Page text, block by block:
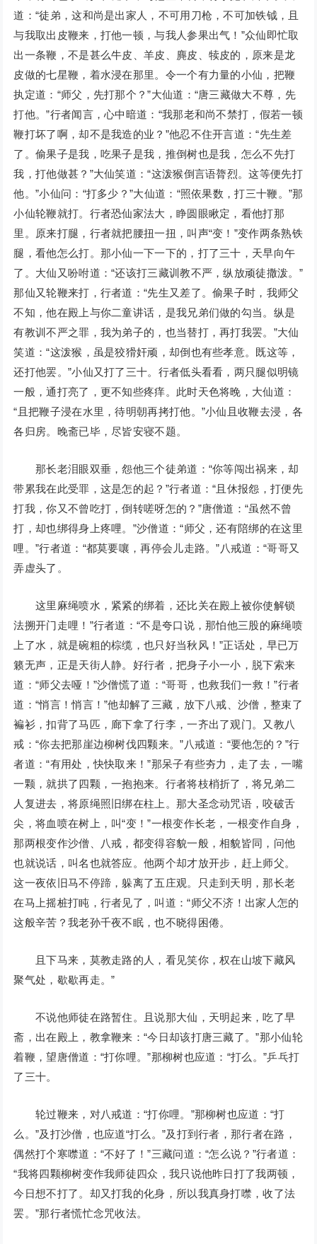
道：“徒弟，这和尚是出家人，不可用刀枪，不可加铁钺，且
与我取出皮鞭来，打他一顿，与我人参果出气！”众仙即忙取
出一条鞭，不是甚么牛皮、羊皮、麂皮、犊皮的，原来是龙
皮做的七星鞭，着水浸在那里。令一个有力量的小仙，把鞭
执定道：“师父，先打那个？”大仙道：“唐三藏做大不尊，先
打他。”行者闻言，心中暗道：“我那老和尚不禁打，假若一顿
鞭打坏了啊，却不是我造的业？”他忍不住开言道：“先生差
了。偷果子是我，吃果子是我，推倒树也是我，怎么不先打
我，打他做甚？”大仙笑道：“这泼猴倒言语膂烈。这等便先打
他。”小仙问：“打多少？”大仙道：“照依果数，打三十鞭。”那
小仙轮鞭就打。行者恐仙家法大，睁圆眼瞅定，看他打那
里。原来打腿，行者就把腰扭一扭，叫声“变！”变作两条熟铁
腿，看他怎么打。那小仙一下一下的，打了三十，天早向午
了。大仙又吩咐道：“还该打三藏训教不严，纵放顽徒撒泼。”
那仙又轮鞭来打，行者道：“先生又差了。偷果子时，我师父
不知，他在殿上与你二童讲话，是我兄弟们做的勾当。纵是
有教训不严之罪，我为弟子的，也当替打，再打我罢。”大仙
笑道：“这泼猴，虽是狡猾奸顽，却倒也有些孝意。既这等，
还打他罢。”小仙又打了三十。行者低头看看，两只腿似明镜
一般，通打亮了，更不知些疼痒。此时天色将晚，大仙道：
“且把鞭子浸在水里，待明朝再拷打他。”小仙且收鞭去浸，各
各归房。晚斋已毕，尽皆安寝不题。
那长老泪眼双垂，怨他三个徒弟道：“你等闯出祸来，却
带累我在此受罪，这是怎的起？”行者道：“且休报怨，打便先
打我，你又不曾吃打，倒转嗟呀怎的？”唐僧道：“虽然不曾
打，却也绑得身上疼哩。”沙僧道：“师父，还有陪绑的在这里
哩。”行者道：“都莫要嚷，再停会儿走路。”八戒道：“哥哥又
弄虚头了。
这里麻绳喷水，紧紧的绑着，还比关在殿上被你使解锁
法搠开门走哩！”行者道：“不是夸口说，那怕他三股的麻绳喷
上了水，就是碗粗的棕缆，也只好当秋风！”正话处，早已万
籁无声，正是天街人静。好行者，把身子小一小，脱下索来
道：“师父去哑！”沙僧慌了道：“哥哥，也救我们一救！”行者
道：“悄言！悄言！”他却解了三藏，放下八戒、沙僧，整束了
褊衫，扣背了马匹，廊下拿了行李，一齐出了观门。又教八
戒：“你去把那崖边柳树伐四颗来。”八戒道：“要他怎的？”行
者道：“有用处，快快取来！”那呆子有些夯力，走了去，一嘴
一颗，就拱了四颗，一抱抱来。行者将枝梢折了，将兄弟二
人复进去，将原绳照旧绑在柱上。那大圣念动咒语，咬破舌
尖，将血喷在树上，叫“变！”一根变作长老，一根变作自身，
那两根变作沙僧、八戒，都变得容貌一般，相貌皆同，问他
也就说话，叫名也就答应。他两个却才放开步，赶上师父。
这一夜依旧马不停蹄，躲离了五庄观。只走到天明，那长老
在马上摇桩打盹，行者见了，叫道：“师父不济！出家人怎的
这般辛苦？我老孙千夜不眠，也不晓得困倦。
且下马来，莫教走路的人，看见笑你，权在山坡下藏风
聚气处，歇歇再走。”
不说他师徒在路暂住。且说那大仙，天明起来，吃了早
斋，出在殿上，教拿鞭来：“今日却该打唐三藏了。”那小仙轮
着鞭，望唐僧道：“打你哩。”那柳树也应道：“打么。”乒乓打
了三十。
轮过鞭来，对八戒道：“打你哩。”那柳树也应道：“打
么。”及打沙僧，也应道“打么。”及打到行者，那行者在路，
偶然打个寒噤道：“不好了！”三藏问道：“怎么说？”行者道：
“我将四颗柳树变作我师徒四众，我只说他昨日打了我两顿，
今日想不打了。却又打我的化身，所以我真身打噤，收了法
罢。”那行者慌忙念咒收法。